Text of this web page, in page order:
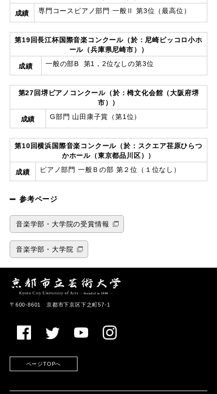
成績 専門コースピアノ部門 一般Ⅱ 第3位（最高位）
第19回長江杯国際音楽コンクール（於：尼崎ピッコロ小ホ
ール（兵庫県尼崎市））
成績 一般の部B 第1，2位なしの第3位
第27回堺ピアノコンクール（於：栂文化会館（大阪府堺
市））
成績 G部門 山田康子賞（第1位）
第10回横浜国際音楽コンクール（於：スクエア荏原ひらつ
かホール（東京都品川区））
成績 ピアノ部門 一般Ｂの部 第２位（１位なし）
参考ページ
音楽学部・大学院の受賞情報
音楽学部・大学院
〒600-8601 京都市下京区下之町57-1
ページTOPへ